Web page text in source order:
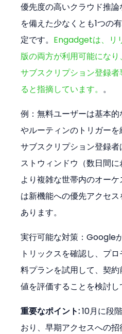
優先度の高いクラウド推
を備えた少なくとも1つの
定です。 Engadgetは、リ
版の両方が利用可能にな
サブスクリプション登録
ると指摘しています。 。
例：無料ユーザーは基本
やルーティンのトリガー
サブスクリプション登録
ストウィンドウ（数日間に
より複雑な世帯内のオー
は新機能への優先アクセ
あります。
実行可能な対策：Google
トリックスを確認し、プ
料プランを試用して、契
値を評価することを検討し
重要なポイント: 10月に段
おり、早期アクセスへの